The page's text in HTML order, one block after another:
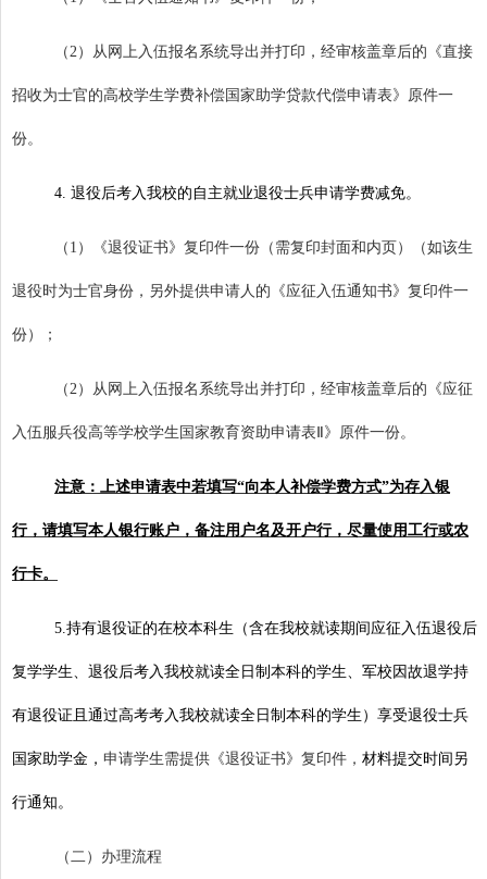
（2）从网上入伍报名系统导出并打印，经审核盖章后的《直接
招收为士官的高校学生学费补偿国家助学贷款代偿申请表》原件一
份。
4. 退役后考入我校的自主就业退役士兵申请学费减免。
（ 1 ）《退役证书》复印件一份（需复印封面和内页）（如该生
退役时为士官身份，另外提供申请人的《应征入伍通知书》复印件一
份）；
（2）从网上入伍报名系统导出并打印，经审核盖章后的《应征
入伍服兵役高等学校学生国家教育资助申请表Ⅱ》原件一份。
注意：上述申请表中若填写“向本人补偿学费方式”为存入银
行，请填写本人银行账户，备注用户名及开户行，尽量使用工行或农
行卡。
5.持有退役证的在校本科生（含在我校就读期间应征入伍退役后
复学学生、退役后考入我校就读全日制本科的学生、军校因故退学持
有退役证且通过高考考入我校就读全日制本科的学生）享受退役士兵
国家助学金， 申请学生需提供 《退役证书》 复印件， 材料提交时间另
行通知。
（二）办理流程